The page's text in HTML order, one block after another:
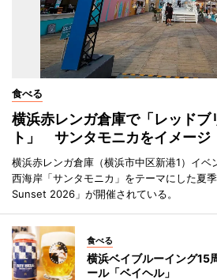
食べる
横浜赤レンガ倉庫で「レッドブ
ト」 サンタモニカをイメージ
横浜赤レンガ倉庫（横浜市中区新港1）イベ
西海岸「サンタモニカ」をテーマにした夏
Sunset 2026」が開催されている。
食べる
横浜ベイブルーイング
ール「ベイヘル」